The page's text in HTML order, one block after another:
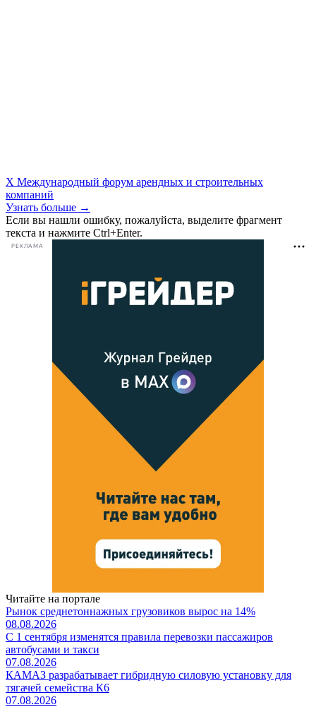
X Международный форум арендных и строительных
компаний
Узнать больше →
Если вы нашли ошибку, пожалуйста, выделите фрагмент
текста и нажмите Ctrl+Enter.
РЕКЛАМА
Читайте на портале
Рынок среднетоннажных грузовиков вырос на 14%
08.08.2026
С 1 сентября изменятся правила перевозки пассажиров
автобусами и такси
07.08.2026
КАМАЗ разрабатывает гибридную силовую установку для
тягачей семейства К6
07.08.2026